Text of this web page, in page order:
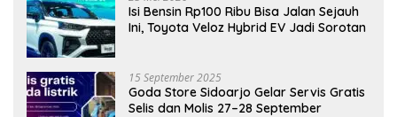
Isi Bensin Rp100 Ribu Bisa Jalan Sejauh
Ini, Toyota Veloz Hybrid EV Jadi Sorotan
15 September 2025
Goda Store Sidoarjo Gelar Servis Gratis
Selis dan Molis 27–28 September